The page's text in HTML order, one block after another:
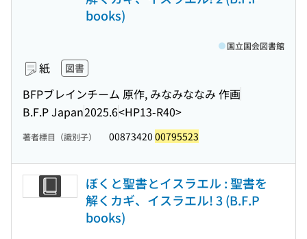
books)
紙 図書
BFPブレインチーム 原作, みなみななみ 作画
B.F.P Japan2025.6<HP13-R40>
国立国会図書館
著者標目（識別子） 00873420 00795523
ぼくと聖書とイスラエル : 聖書を
解くカギ、イスラエル! 3 (B.F.P
books)